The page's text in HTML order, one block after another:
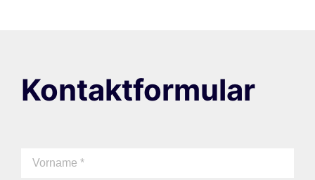
Kontaktformular